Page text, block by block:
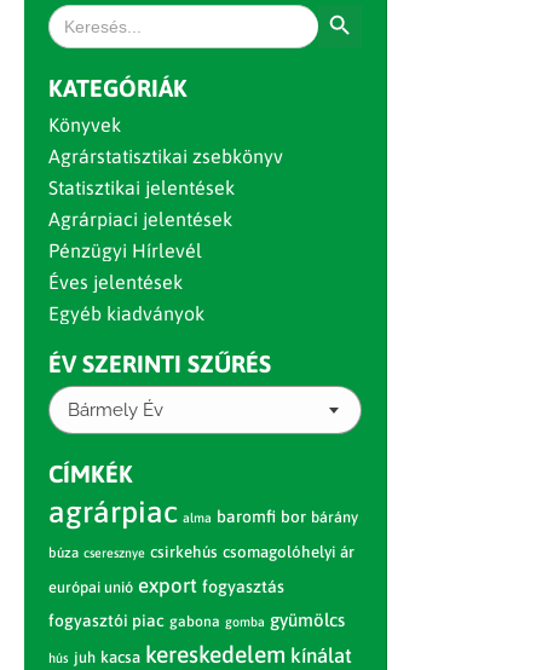
Search
for:
KATEGÓRIÁK
Könyvek
Agrárstatisztikai zsebkönyv
Statisztikai jelentések
Agrárpiaci jelentések
Pénzügyi Hírlevél
Éves jelentések
Egyéb kiadványok
ÉV SZERINTI SZŰRÉS
Bármely Év
CÍMKÉK
agrárpiac alma baromfi bor bárány
búza cseresznye csirkehús csomagolóhelyi ár
európai unió export fogyasztás
fogyasztói piac gabona gomba gyümölcs
hús juh kacsa kereskedelem kínálat